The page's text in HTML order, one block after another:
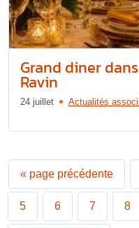
Grand diner
Ravin
24 juillet Actualités
« page précédente
5 6 7 8